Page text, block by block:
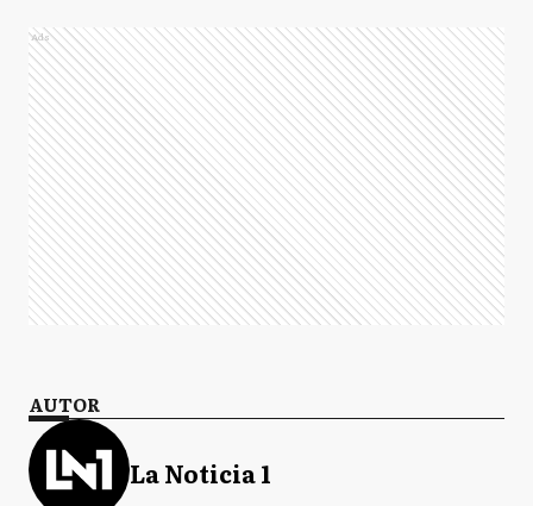
Ads
AUTOR
La Noticia 1